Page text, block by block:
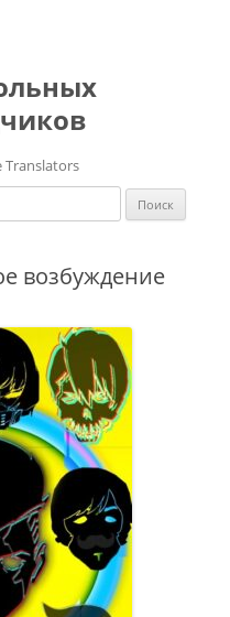
Translators
возбуждение